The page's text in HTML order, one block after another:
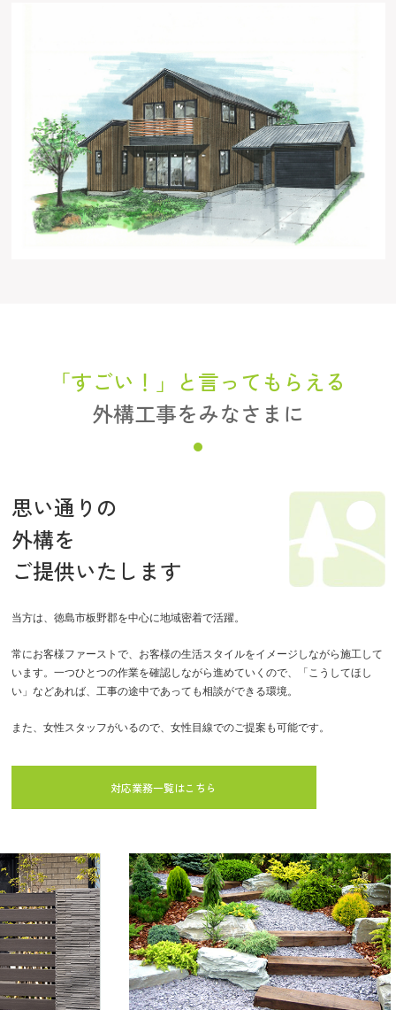
「すごい！」と言ってもらえる
外構工事をみなさまに
思い通りの
外構を
ご提供いたします
当方は、徳島市板野郡を中心に地域密着で活躍。
常にお客様ファーストで、お客様の生活スタイルをイメージしながら施工して
います。一つひとつの作業を確認しながら進めていくので、「こうしてほし
い」などあれば、工事の途中であっても相談ができる環境。
また、女性スタッフがいるので、女性目線でのご提案も可能です。
対応業務一覧はこちら